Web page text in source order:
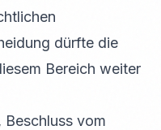
dürfte die
Bereich weiter
Beschluss vom